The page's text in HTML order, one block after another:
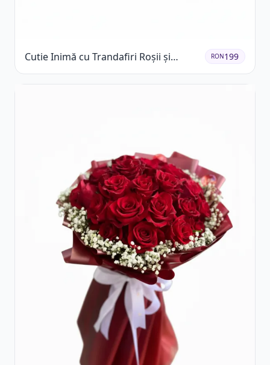
Cutie Inimă cu Trandafiri Roșii și
Ferrero Rocher
RON199